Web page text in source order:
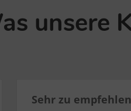
unsere
Sehr zu